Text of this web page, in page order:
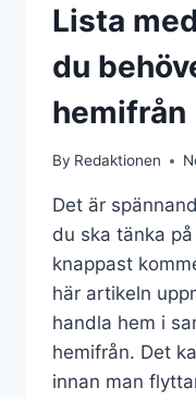
Lista
du
hemifrån
By Redaktionen
Det är
du ska tänka
knappast
här artikeln
handla hem i
hemifrån. Det
innan man